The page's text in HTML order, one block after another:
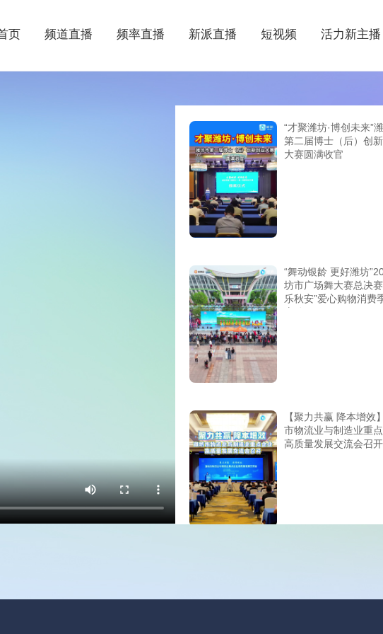
页 频道直播 频率直播 新派直播 短视频 活力新主播
“才聚潍坊·博创未来”
第二届博士（后）创
大赛圆满收官
“舞动银龄 更好潍坊
坊市广场舞大赛总决
乐秋安”爱心购物消费
【聚力共赢 降本增效
市物流业与制造业重
高质量发展交流会召开